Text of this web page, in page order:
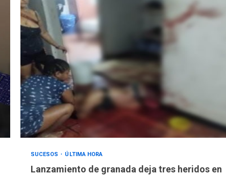
SUCESOS ÚLTIMA HORA
Lanzamiento de granada deja tres heridos en